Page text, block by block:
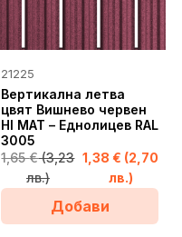
21225
Вертикална летва
цвят Вишнево червен
HI MAT – Еднолицев RAL
3005
1,65€(3,23
лв.)
1,38€ (2,70
лв.)
Добави
This
product
has
multiple
variants.
may